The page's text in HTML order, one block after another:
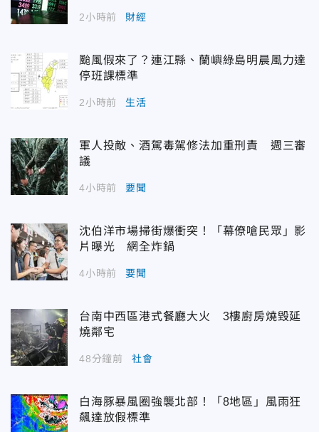
2小時前 財經
颱風假來了？連江縣、蘭嶼綠島明晨風力達
停班課標準
2小時前 生活
軍人投敵、酒駕毒駕修法加重刑責 週三審
議
4小時前 要聞
沈伯洋市場掃街爆衝突！「幕僚嗆民眾」影
片曝光 網全炸鍋
4小時前 要聞
台南中西區港式餐廳大火 3樓廚房燒毀延
燒鄰宅
48分鐘前 社會
白海豚暴風圈強襲北部！「8地區」風雨狂
飆達放假標準